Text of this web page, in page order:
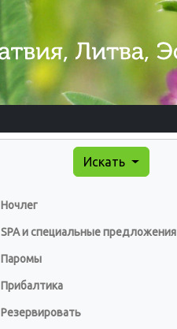
Искать
Ночлег
SPA и специальные предложения
Паромы
Прибалтика
Резервировать